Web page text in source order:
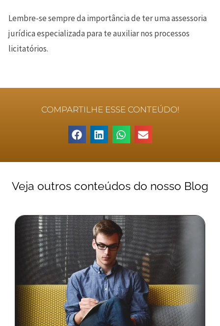
Lembre-se sempre da importância de ter uma assessoria
jurídica especializada para te auxiliar nos processos
licitatórios.
COMPARTILHE ESSE CONTEÚDO!
Veja outros conteúdos do nosso Blog